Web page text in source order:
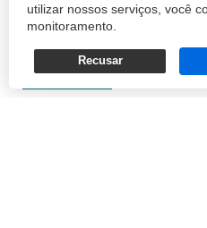
utilizar nossos serviços, você
monitoramento.
Recusar
educação são alguns
levaram a esse estágio.
empresário And...